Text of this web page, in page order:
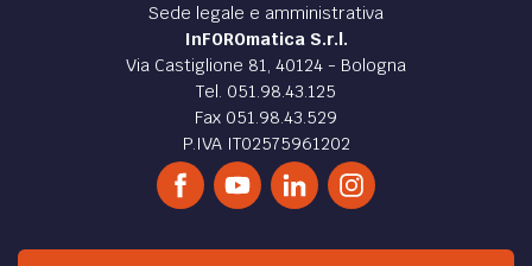
Sede legale e amministrativa
InFOROmatica S.r.l.
Via Castiglione 81, 40124 - Bologna
Tel. 051.98.43.125
Fax 051.98.43.529
P.IVA IT02575961202